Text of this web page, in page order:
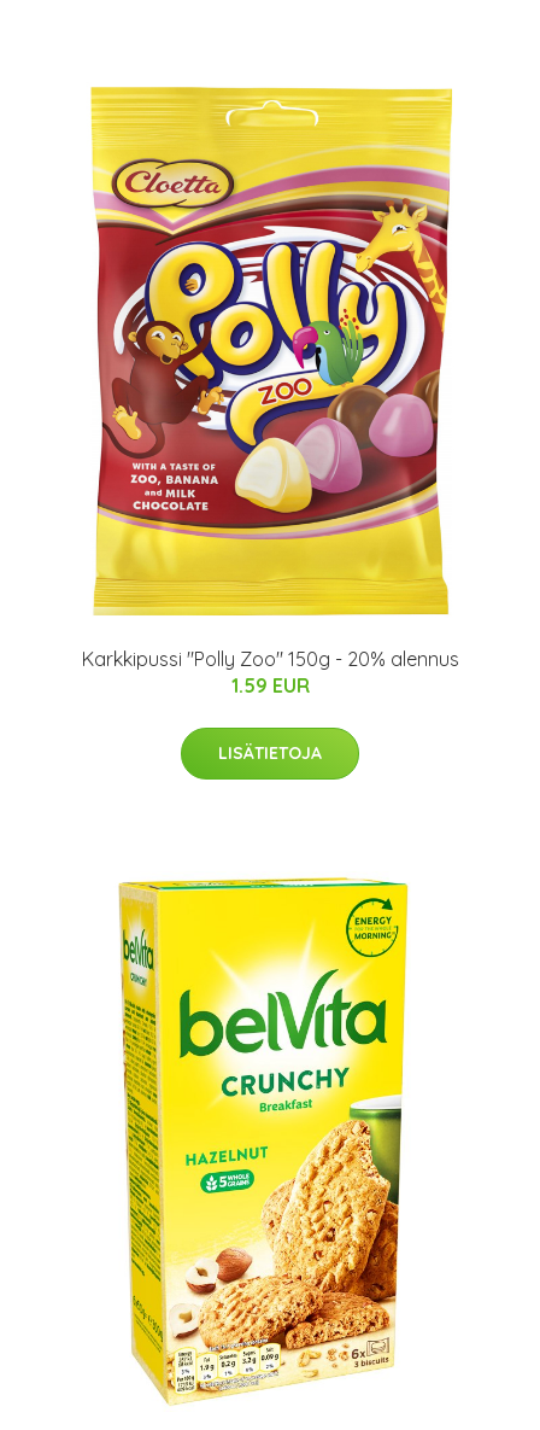
Karkkipussi "Polly Zoo" 150g - 20% alennus
1.59 EUR
LISÄTIETOJA